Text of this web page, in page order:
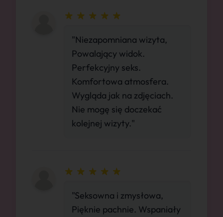
"Niezapomniana wizyta,
Powalający widok.
Perfekcyjny seks.
Komfortowa atmosfera.
Wygląda jak na zdjęciach.
Nie mogę się doczekać
kolejnej wizyty."
"Seksowna i zmysłowa,
Pięknie pachnie. Wspaniały